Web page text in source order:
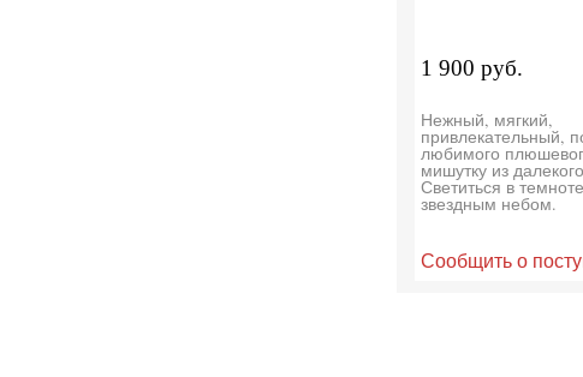
1 900 руб.
Нежный, мягкий,
привлекательный,
любимого
мишутку из
Светиться в темноте
звездным небом.
Сообщить о